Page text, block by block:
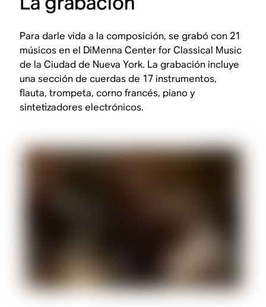
Para darle vida a la composición, se grabó con 21
músicos en el DiMenna Center for Classical Music
de la Ciudad de Nueva York. La grabación incluye
una sección de cuerdas de 17 instrumentos,
flauta, trompeta, corno francés, piano y
sintetizadores electrónicos.